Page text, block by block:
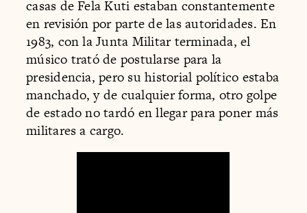
casas de Fela Kuti estaban constantemente
en revisión por parte de las autoridades. En
1983, con la Junta Militar terminada, el
músico trató de postularse para la
presidencia, pero su historial político estaba
manchado, y de cualquier forma, otro golpe
de estado no tardó en llegar para poner más
militares a cargo.